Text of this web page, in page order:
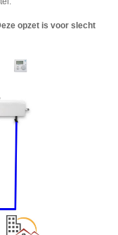
opzet is voor slecht